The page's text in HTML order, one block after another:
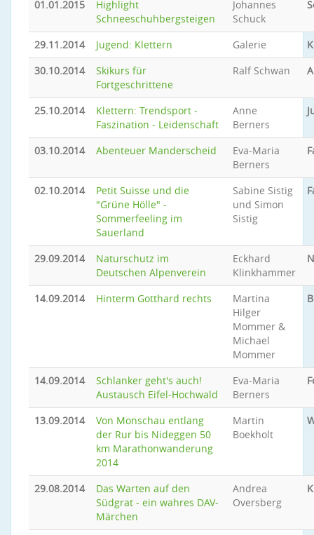
01.01.2015
Highlight
Schneeschuhbergsteigen
Johannes
Schuck
29.11.2014 Jugend: Klettern Galerie
30.10.2014
Skikurs für
Fortgeschrittene
Ralf Schwan
25.10.2014
Klettern: Trendsport -
Faszination - Leidenschaft
Anne
Berners
03.10.2014 Abenteuer Manderscheid
Eva-Maria
Berners
02.10.2014
Petit Suisse und die
"Grüne Hölle" -
Sommerfeeling im
Sauerland
Sabine Sistig
und Simon
Sistig
29.09.2014
Naturschutz im
Deutschen Alpenverein
Eckhard
Klinkhammer
14.09.2014 Hinterm Gotthard rechts
Martina
Hilger
Mommer &
Michael
Mommer
14.09.2014
Schlanker geht's auch!
Austausch Eifel-Hochwald
Eva-Maria
Berners
13.09.2014
Von Monschau entlang
der Rur bis Nideggen 50
km Marathonwanderung
2014
Martin
Boekholt
29.08.2014
Das Warten auf den
Südgrat - ein wahres DAV-
Märchen
Andrea
Oversberg